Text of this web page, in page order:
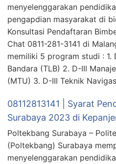
menyelenggarakan
pengapdian masyarakat di
Konsultasi Pendaftaran
Chat 0811-281-3141 di
memiliki 5 program studi : 1.
Bandara (TLB) 2. D-III
(MTU) 3. D-III Teknik
08112813141 | Syarat
Surabaya 2023 di
Poltekbang Surabaya –
(Poltekbang) Surabaya
menyelenggarakan